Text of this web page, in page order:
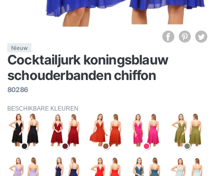
Nieuw
Cocktailjurk koningsblauw
schouderbanden chiffon
80286
BESCHIKBARE KLEUREN